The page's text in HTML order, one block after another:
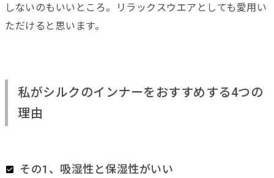
しないのもいいところ。リラックスウエアとしても愛用い
ただけると思います。
私がシルクのインナーをおすすめする4つの
理由
その1、吸湿性と保湿性がいい